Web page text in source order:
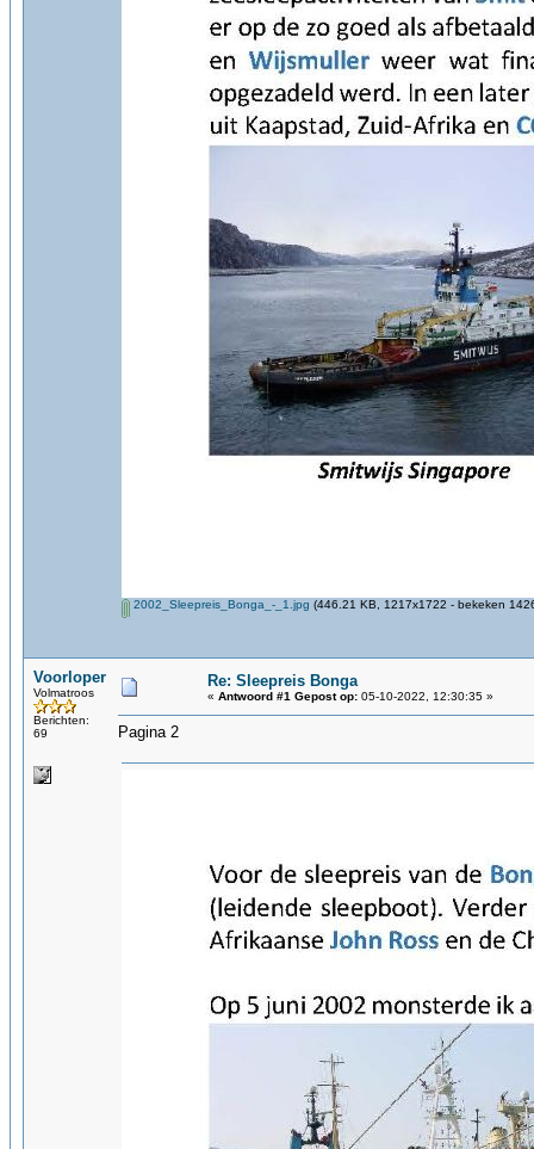
2002_Sleepreis_Bonga_-_1.jpg (446.21 KB, 1217x1722 - bekeken
Voorloper
Volmatroos
Berichten:
69
Re: Sleepreis Bonga
« Antwoord #1 Gepost op: 05-10-2022, 12:30:35 »
Pagina 2